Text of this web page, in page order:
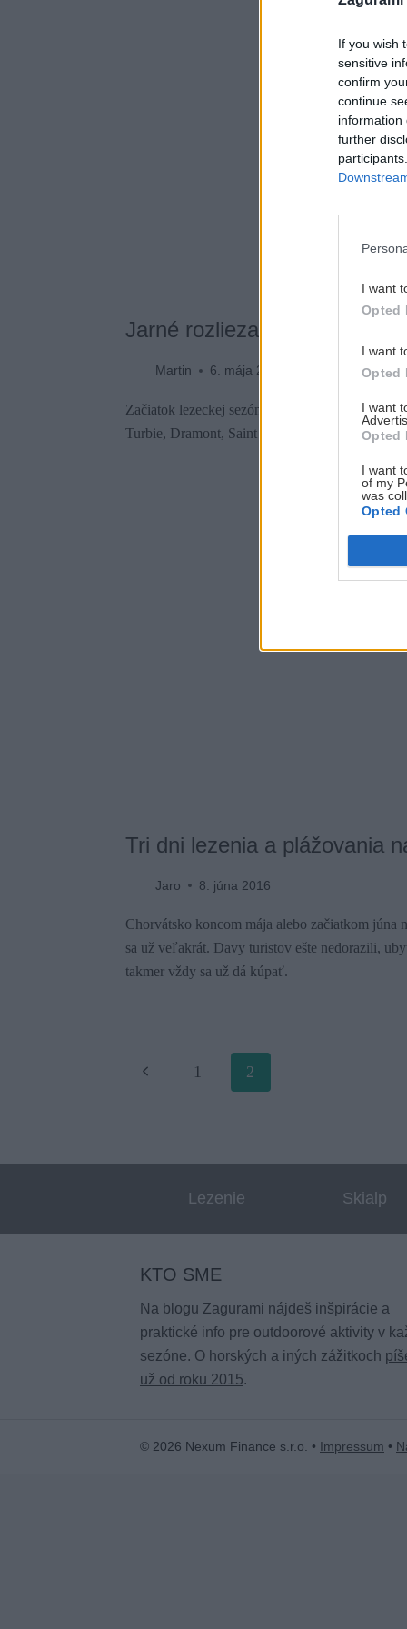
If you wish
sensitive
confirm
continue
information
further
I want
Opted
I want
Opted
I want
Opted
I want
of my
was
Opted
Jarné rozliezanie sa na
Martin 6. mája 2019
Začiatok lezeckej sezóny na slnečných skalách
Turbie, Dramont, Saint Jeannet. K tomu výlet do
Tri dni lezenia a plážovania
Jaro 8. júna 2016
Chorvátsko koncom mája alebo začiatkom júna
sa už veľakrát. Davy turistov ešte nedorazili,
takmer vždy sa už dá kúpať.
Page
Späť 1 2
Lezenie Skialp
KTO SME
Na blogu Zagurami nájdeš inšpirácie a
praktické info pre outdoorové aktivity v
sezóne. O horských a iných zážitkoch
už od roku 2015.
© 2026 Nexum Finance s.r.o. • Impressum •